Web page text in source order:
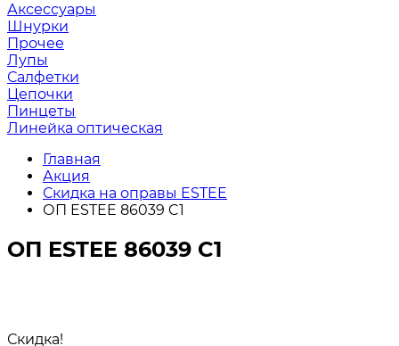
Аксессуары
Шнурки
Прочее
Лупы
Салфетки
Цепочки
Пинцеты
Линейка оптическая
Главная
Акция
Скидка на оправы ESTEE
ОП ESTEE 86039 C1
ОП ESTEE 86039 C1
Скидка!